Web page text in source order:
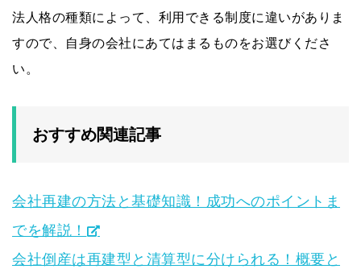
法人格の種類によって、利用できる制度に違いがありま
すので、自身の会社にあてはまるものをお選びくださ
い。
おすすめ関連記事
会社再建の方法と基礎知識！成功へのポイントま
でを解説！
会社倒産は再建型と清算型に分けられる！概要と